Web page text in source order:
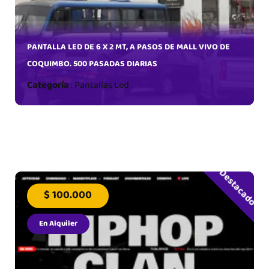
PANTALLA LED DE 6 X 2 MT, A PASOS DE MALL VIVO DE
COQUIMBO. 500 PASADAS DIARIAS
Categoría:Pantallas Led
Destacado
$ 100.000
En Alquiler